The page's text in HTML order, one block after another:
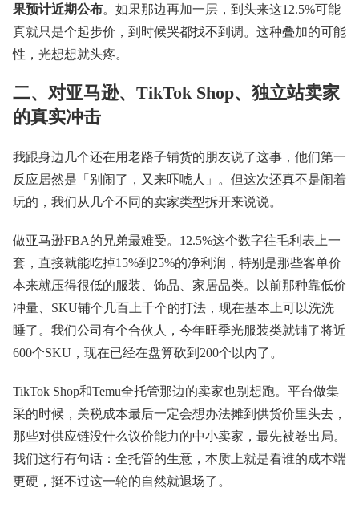
果预计近期公布。如果那边再加一层，到头来这12.5%可能
真就只是个起步价，到时候哭都找不到调。这种叠加的可能
性，光想想就头疼。
二、对亚马逊、TikTok Shop、独立站卖家
的真实冲击
我跟身边几个还在用老路子铺货的朋友说了这事，他们第一
反应居然是「别闹了，又来吓唬人」。但这次还真不是闹着
玩的，我们从几个不同的卖家类型拆开来说说。
做亚马逊FBA的兄弟最难受。12.5%这个数字往毛利表上一
套，直接就能吃掉15%到25%的净利润，特别是那些客单价
本来就压得很低的服装、饰品、家居品类。以前那种靠低价
冲量、SKU铺个几百上千个的打法，现在基本上可以洗洗
睡了。我们公司有个合伙人，今年旺季光服装类就铺了将近
600个SKU，现在已经在盘算砍到200个以内了。
TikTok Shop和Temu全托管那边的卖家也别想跑。平台做集
采的时候，关税成本最后一定会想办法摊到供货价里头去，
那些对供应链没什么议价能力的中小卖家，最先被卷出局。
我们这行有句话：全托管的生意，本质上就是看谁的成本端
更硬，挺不过这一轮的自然就退场了。